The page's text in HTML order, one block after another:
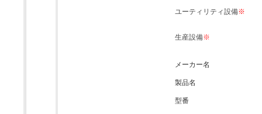
ユーティリティ設備※
生産設備※
メーカー名
製品名
型番